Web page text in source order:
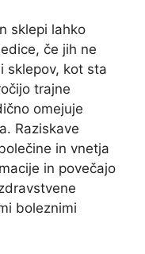
sklepi lahko
če jih ne
sklepov, kot sta
trajne
omejuje
Raziskave
in vnetja
in povečajo
boleznimi